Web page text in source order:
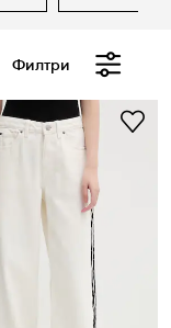
Филтри